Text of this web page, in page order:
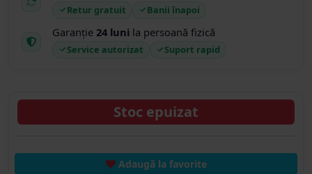
Retur gratuit Banii înapoi
Garanție 24 luni la persoană fizică
Service autorizat Suport rapid
Stoc epuizat
Adaugă la favorite